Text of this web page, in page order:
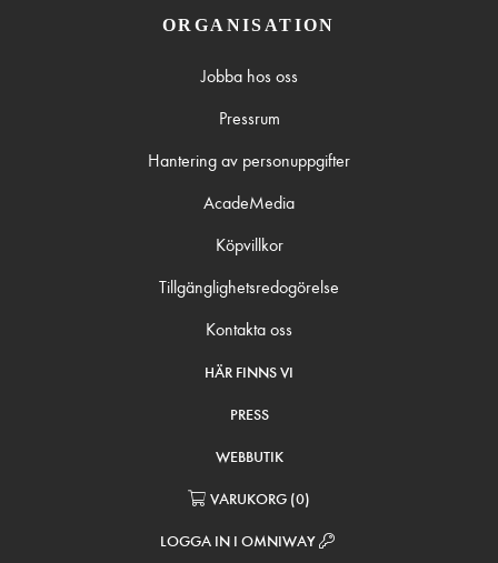
ORGANISATION
Jobba hos oss
Pressrum
Hantering av personuppgifter
AcadeMedia
Köpvillkor
Tillgänglighetsredogörelse
Kontakta oss
HÄR FINNS VI
PRESS
WEBBUTIK
VARUKORG (0)
LOGGA IN I OMNIWAY